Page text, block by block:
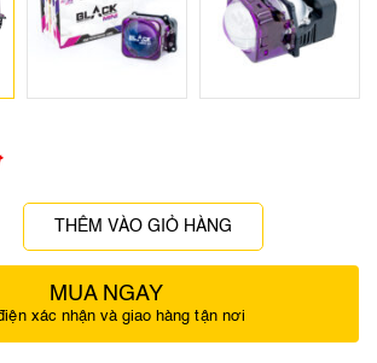
THÊM VÀO GIỎ HÀNG
MUA NGAY
xác nhận và giao hàng tận nơi